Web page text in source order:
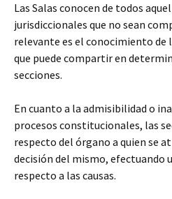
Las Salas conocen de todos
jurisdiccionales que no sean
relevante es el conocimiento de
que puede compartir en
secciones.
En cuanto a la admisibilidad o
procesos constitucionales, las
respecto del órgano a quien se
decisión del mismo, efectuando
respecto a las causas.